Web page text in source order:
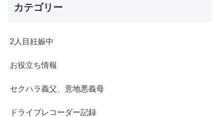
カテゴリー
2人目妊娠中
お役立ち情報
セクハラ義父、意地悪義母
ドライブレコーダー記録